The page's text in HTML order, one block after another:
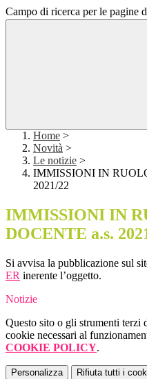
Campo di ricerca per le pagine
Home >
Novità >
Le notizie >
IMMISSIONI IN
2021/22
IMMISSIONI IN
DOCENTE a.s.
Si avvisa la pubblicazione sul
ER inerente l’oggetto.
Notizie
Questo sito o gli strumenti terzi
cookie necessari al
COOKIE POLICY.
Personalizza Rifiuta tutti i